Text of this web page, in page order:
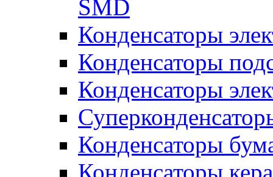
SMD
Конденсаторы
Конденсаторы
Конденсаторы
Конденсаторы